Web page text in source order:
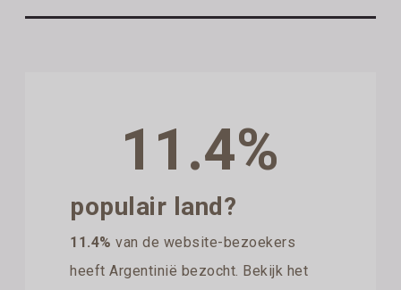
11.4%
populair land?
11.4% van de website-bezoekers
heeft Argentinië bezocht. Bekijk het